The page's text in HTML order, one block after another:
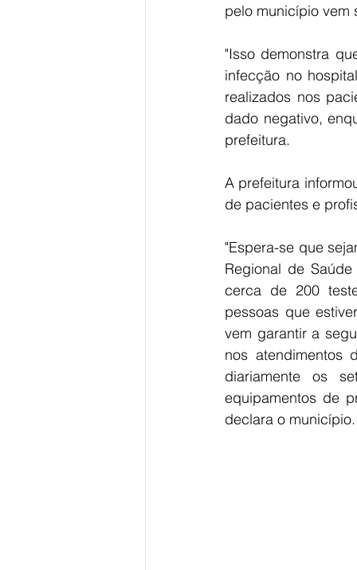
pelo município vem
"Isso demonstra
infecção no
realizados nos
dado negativo,
prefeitura.
A prefeitura
de pacientes e
"Espera-se que
Regional de
cerca de 200
pessoas que
vem garantir a
nos atendimentos
diariamente os
equipamentos de
declara o município.